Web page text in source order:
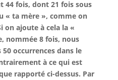
44 fois, dont 21 fois sous
« ta mère », comme on
on ajoute à cela la «
nommée 8 fois, nous
occurrences dans le
à ce qui est
rapporté ci-dessus. Par